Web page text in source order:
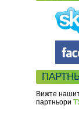
Вижте
партньори